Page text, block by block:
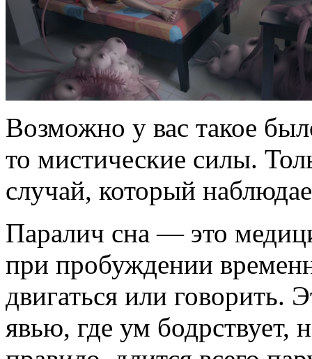
Возможно у вас такое
то мистические силы.
случай, который
Паралич сна — это
при пробуждении
двигаться или говорить.
явью, где ум бодрствует,